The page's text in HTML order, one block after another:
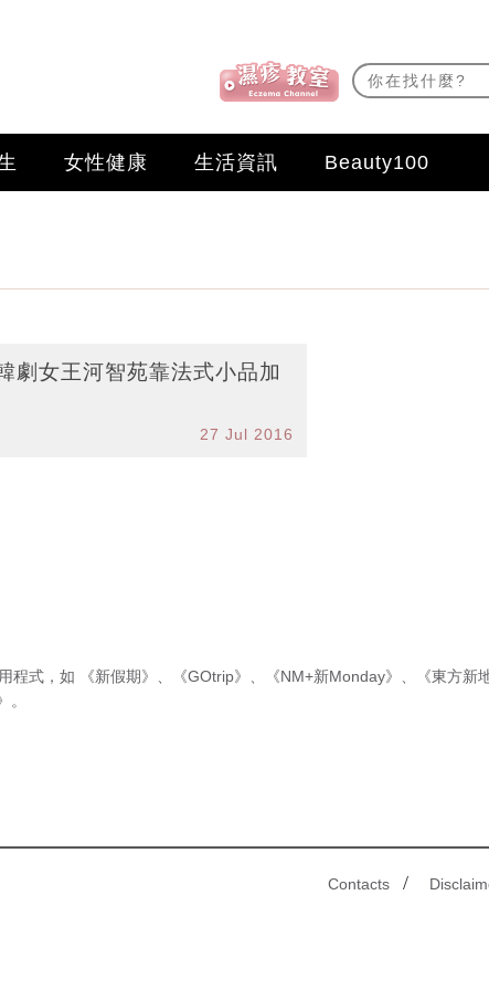
女性健康 生活資訊 Beauty100
劇女王河智苑靠法式小品加
27 Jul 2016
程式，如 《新假期》 、 《GOtrip》 、 《NM+新Monday》 、 《東方新
。
Contacts /